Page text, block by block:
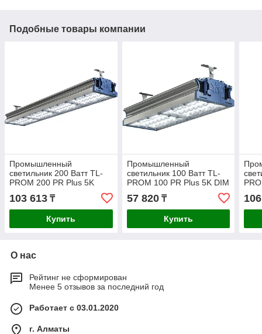
Подобные товары компании
Промышленный
светильник 200 Ватт TL-
PROM 200 PR Plus 5K
103 613 ₸
Купить
Промышленный
светильник 100 Ватт TL-
PROM 100 PR Plus 5K DIM
57 820₸
Купить
О нас
Рейтинг не сформирован
Менее 5 отзывов за последний год
Работает с 03.01.2020
г. Алматы